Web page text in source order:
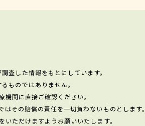
査した情報をもとにしています。
ものではありません。
関に直接ご確認ください。
その賠償の責任を一切負わないものとします。
ただけますようお願いいたします。